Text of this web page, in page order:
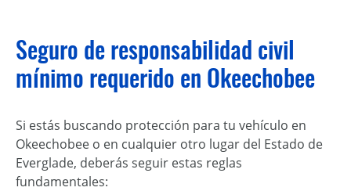
Seguro de responsabilidad civil
mínimo requerido en Okeechobee
Si estás buscando protección para tu vehículo en
Okeechobee o en cualquier otro lugar del Estado de
Everglade, deberás seguir estas reglas
fundamentales: